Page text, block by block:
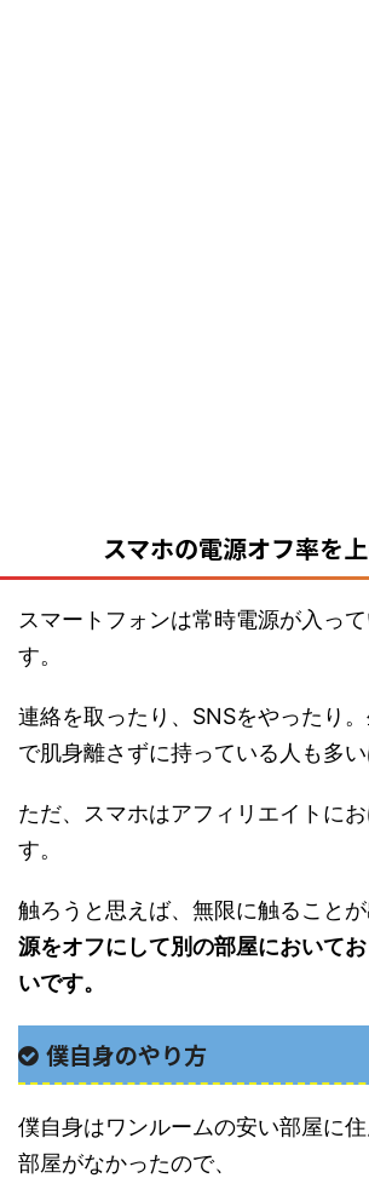
スマホの電源オフ率を上
スマートフォンは常時電源が入っ
す。
連絡を取ったり、SNSをやったり
で肌身離さずに持っている人も多い
ただ、スマホはアフィリエイトに
す。
触ろうと思えば、無限に触ることが
源をオフにして別の部屋において
いです。
僕自身のやり方
僕自身はワンルームの安い部屋に
部屋がなかったので、